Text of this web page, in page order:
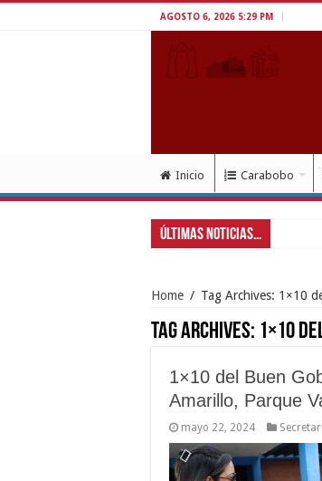
AGOSTO 6, 2026 5:29 PM
Inicio Carabobo
Últimas Noticias...
Home / Tag Archives: 1×10
Tag Archives: 1×10
1×10 del Buen
Amarillo, Parque
mayo 22, 2024